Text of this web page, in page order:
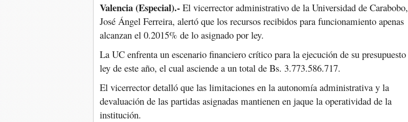
Valencia (Especial).- El vicerrector administrativo de la Universidad de Carabobo,
José Ángel Ferreira, alertó que los recursos recibidos para funcionamiento apenas
alcanzan el 0.2015% de lo asignado por ley.
La UC enfrenta un escenario financiero crítico para la ejecución de su presupuesto
ley de este año, el cual asciende a un total de Bs. 3.773.586.717.
El vicerrector detalló que las limitaciones en la autonomía administrativa y la
devaluación de las partidas asignadas mantienen en jaque la operatividad de la
institución.